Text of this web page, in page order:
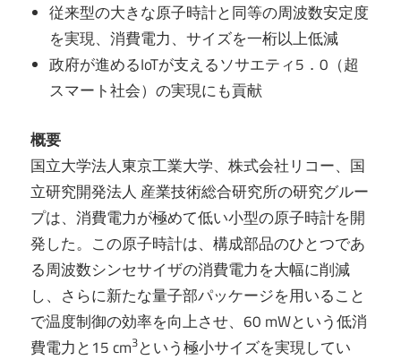
従来型の大きな原子時計と同等の周波数安定度
を実現、消費電力、サイズを一桁以上低減
政府が進めるIoTが支えるソサエティ5．0（超
スマート社会）の実現にも貢献
概要
国立大学法人東京工業大学、株式会社リコー、国
立研究開発法人 産業技術総合研究所の研究グルー
プは、消費電力が極めて低い小型の原子時計を開
発した。この原子時計は、構成部品のひとつであ
る周波数シンセサイザの消費電力を大幅に削減
し、さらに新たな量子部パッケージを用いること
で温度制御の効率を向上させ、60 mWという低消
費電力と15 cm3という極小サイズを実現してい